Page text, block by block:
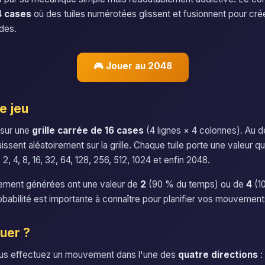
cases où des tuiles numérotées glissent et fusionnent pour
🎮 Jouer au 2048
jeu
une grille carrée de 16 cases (4 lignes × 4 colonnes). Au
aléatoirement sur la grille. Chaque tuile porte une valeur
4, 8, 16, 32, 64, 128, 256, 512, 1024 et enfin 2048.
générées ont une valeur de 2 (90 % du temps) ou de 4
est importante à connaître pour planifier vos
?
effectuez un mouvement dans l'une des quatre directions